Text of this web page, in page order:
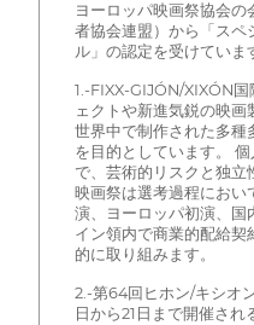
ヨーロッパ映画祭協会
者協会連盟）から「スペ
ル」の認定を受けていま
1.-FIXX-GIJÓN/XIXÓN
ェクトや新進気鋭の映画
世界中で制作された多種
を目的としています。
で、芸術的リスクと独立
映画祭は選考過程におい
演、ヨーロッパ初演、国
イン領内で商業的配給
的に取り組みます。
2.-第64回ヒホン/キシオ
日から21日まで開催され